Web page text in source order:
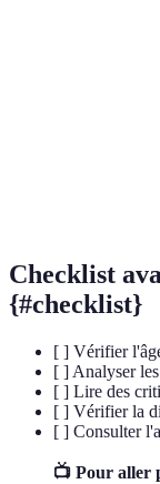
Checklist
{#checklist}
[ ] Vérifier
[ ] Analyser
[ ] Lire des
[ ] Vérifier la
[ ] Consulter
📺 Pour aller